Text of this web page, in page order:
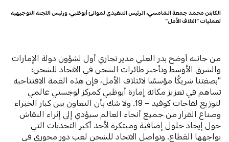
الكابتن محمد جمعة الشامسي، الرئيس التنفيذي لموانئ أبوظبي، ورئيس اللجنة التوجيهية
لعمليات "ائتلاف الأمل"
من جانبه أوضح بدر العلي مدير تجاري أول لشؤون دولة الإمارات
والشرق الأوسط وتأجير طائرات الشحن في الاتحاد للشحن:
"بصفتنا شريكًا مؤسسًا لائتلاف الأمل، فإن هذه القمة الافتتاحية
تساهم في تعزيز مكانة إمارة أبوظبي كمركز لوجستي عالمي
لتوزيع لقاحات كوفيد – 19. ولا شك بأن التعاون بين كبار الخبراء
وصناع القرار من جميع أنحاء العالم سيؤدي إلى إثراء النقاش
حول إيجاد حلول إضافية ومبتكرة لأحد أكبر التحديات التي
يواجهها القطاع. وتواصل الاتحاد للشحن لعب دور محوري في